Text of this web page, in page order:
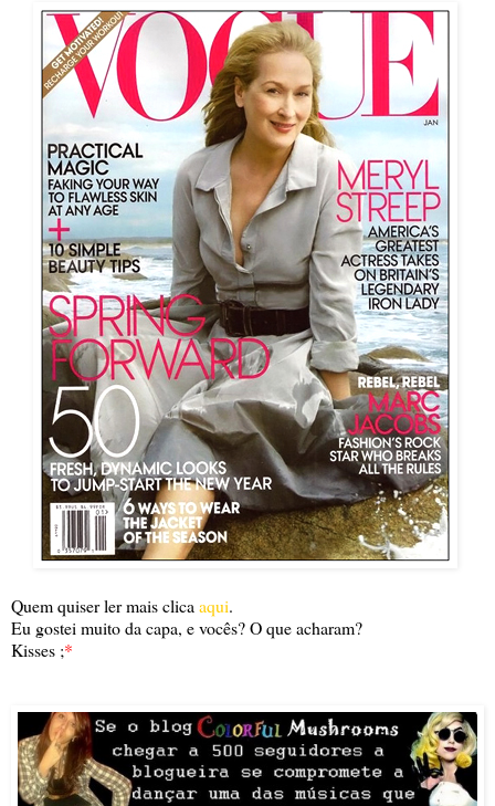
Quem quiser ler mais clica aqui.
Eu gostei muito da capa, e vocês? O que acharam?
Kisses ;*